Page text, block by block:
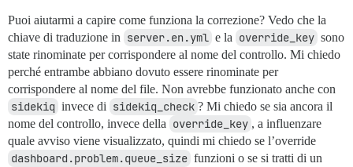
Puoi aiutarmi a capire come funziona la correzione? Vedo che la
chiave di traduzione in server.en.yml e la override_key sono
state rinominate per corrispondere al nome del controllo. Mi chiedo
perché entrambe abbiano dovuto essere rinominate per
corrispondere al nome del file. Non avrebbe funzionato anche con
sidekiq invece di sidekiq_check ? Mi chiedo se sia ancora il
nome del controllo, invece della override_key , a influenzare
quale avviso viene visualizzato, quindi mi chiedo se l’override
dashboard.problem.queue_size funzioni o se si tratti di un